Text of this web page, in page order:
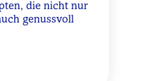
die nicht nur
genussvoll